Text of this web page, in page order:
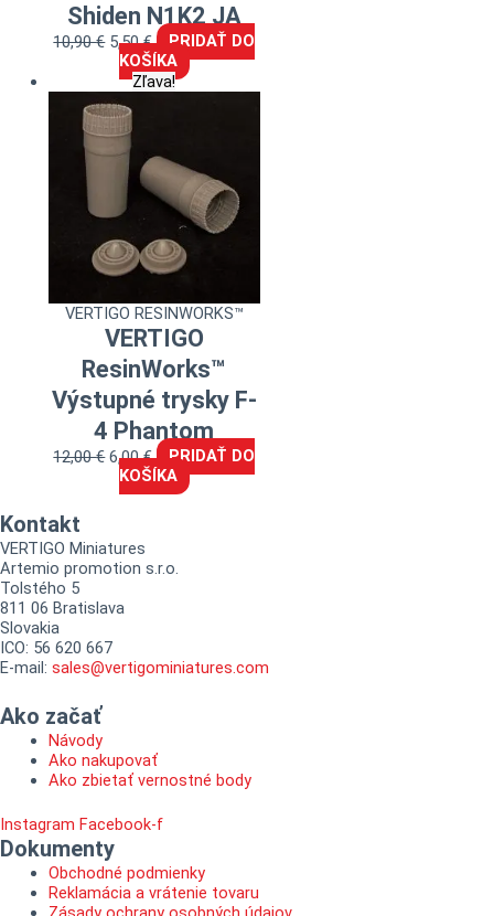
Shiden N1K2 JA
10,90€ 5,50€
PRIDAŤ DO
KOŠÍKA
Zľava!
VERTIGO RESINWORKS™
VERTIGO
ResinWorks™
Výstupné trysky F-
4 Phantom
12,00€ 6,00€
PRIDAŤ DO
KOŠÍKA
Kontakt
VERTIGO Miniatures
Artemio promotion s.r.o.
Tolstého 5
811 06 Bratislava
Slovakia
ICO: 56 620 667
E-mail: sales@vertigominiatures.com
Ako začať
Návody
Ako nakupovať
Ako zbietať vernostné body
Instagram Facebook-f
Dokumenty
Obchodné podmienky
Reklamácia a vrátenie tovaru